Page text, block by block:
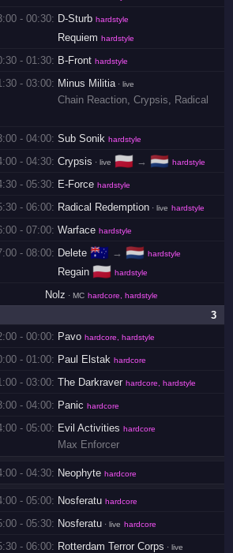
- 00:30: D-Sturb hardstyle
Requiem hardstyle
- 01:30: B-Front hardstyle
- 03:00: Minus Militia · live
Chain Reaction,Crypsis, Radical
- 04:00: Sub Sonik hardstyle
- 04:30: Crypsis · live 🇵🇱 → 🇳🇱 hardstyle
- 05:30: E-Force hardstyle
- 06:00: Radical Redemption · live hardstyle
- 07:00: Warface hardstyle
- 08:00: Delete 🇦🇺 → 🇳🇱 hardstyle
Regain 🇵🇱 hardstyle
Nolz · MC hardcore, hardstyle
3
- 00:00: Pavo hardcore, hardstyle
- 01:00: Paul Elstak hardcore
- 03:00: The Darkraver hardcore, hardstyle
- 04:00: Panic hardcore
- 05:00: Evil Activities hardcore
Max Enforcer
- 04:30: Neophyte hardcore
- 05:00: Nosferatu hardcore
- 05:30: Nosferatu · live hardcore
- 06:00: Rotterdam Terror Corps · live